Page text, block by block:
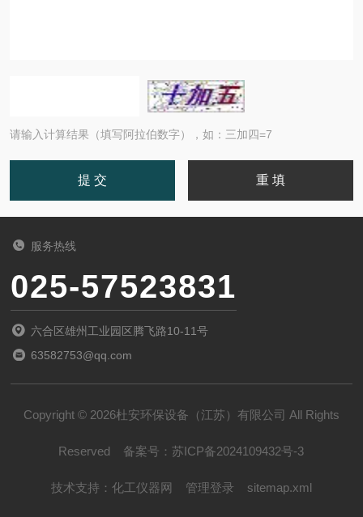
请输入计算结果（填写阿拉伯数字），如：三加四=7
服务热线
025-57523831
六合区雄州工业园区腾飞路10-11号
63582753@qq.com
Copyright © 2026杜安环保设备（江苏）有限公司 All Rights
Reserved 备案号：苏ICP备2024109432号-3
技术支持： 化工仪器网 管理登录 sitemap.xml